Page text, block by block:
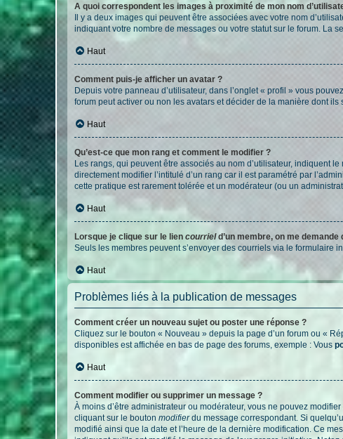
A quoi correspondent les images à proximité de mon nom
Il y a deux images qui peuvent être associées avec votre nom
indiquant votre nombre de messages ou votre statut sur le forum. La
Haut
Comment puis-je afficher un avatar ?
Depuis votre panneau d’utilisateur, dans l’onglet « profil » vous
forum peut activer ou non les avatars et décider de la manière dont
Haut
Qu’est-ce que mon rang et comment le modifier ?
Les rangs, qui peuvent être associés au nom d’utilisateur, indiquent
directement modifier l’intitulé d’un rang car il est paramétré par
cette pratique est rarement tolérée et un modérateur (ou un
Haut
Lorsque je clique sur le lien courrield’un membre, on me demande
Seuls les membres peuvent s’envoyer des courriels via le formulaire
Haut
Problèmes liés à la publication de messages
Comment créer un nouveau sujet ou poster une réponse ?
Cliquez sur le bouton « Nouveau » depuis la page d’un forum ou «
disponibles est affichée en bas de page des forums, exemple : Vous
Haut
Comment modifier ou supprimer un message ?
À moins d’être administrateur ou modérateur, vous ne pouvez
cliquant sur le bouton modifierdu message correspondant. Si
modifié ainsi que la date et l’heure de la dernière modification. Ce